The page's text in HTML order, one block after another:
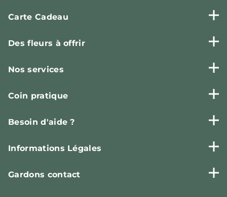
Carte Cadeau
Des fleurs à offrir
Nos services
Coin pratique
Besoin d'aide ?
Informations Légales
Gardons contact